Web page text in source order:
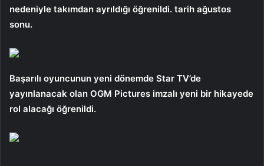
nedeniyle takımdan ayrıldığı öğrenildi. tarih ağustos
sonu.
Başarılı oyuncunun yeni dönemde Star TV’de
yayınlanacak olan OGM Pictures imzalı yeni bir hikayede
rol alacağı öğrenildi.